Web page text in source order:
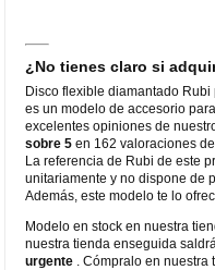
¿No tienes claro si
Disco flexible diamantado
es un modelo de accesorio
excelentes opiniones de
sobre 5 en 162 valoraciones
La referencia de Rubi de este
unitariamente y no dispone de
Además, este modelo te lo
Modelo en stock en nuestra
nuestra tienda enseguida
urgente . Cómpralo en